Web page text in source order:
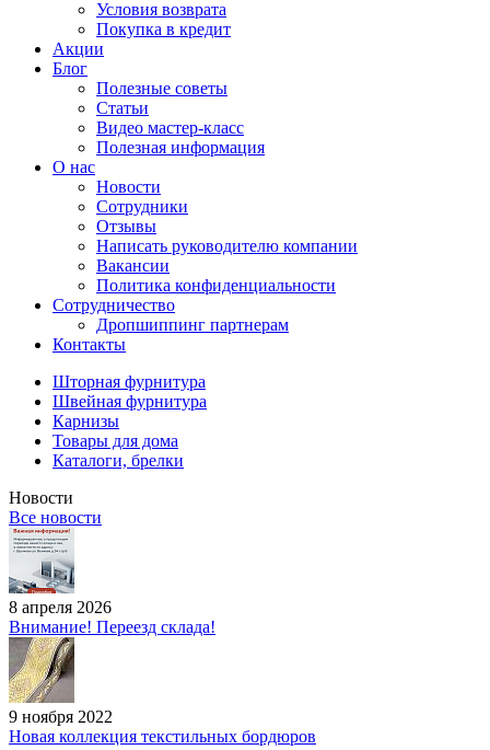
Условия возврата
Покупка в кредит
Акции
Блог
Полезные советы
Статьи
Видео мастер-класс
Полезная информация
О нас
Новости
Сотрудники
Отзывы
Написать руководителю компании
Вакансии
Политика конфиденциальности
Сотрудничество
Дропшиппинг партнерам
Контакты
Шторная фурнитура
Швейная фурнитура
Карнизы
Товары для дома
Каталоги, брелки
Новости
Все новости
8 апреля 2026
Внимание! Переезд склада!
9 ноября 2022
Новая коллекция текстильных бордюров